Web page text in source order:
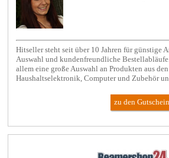
Hitseller steht seit über 10 Jahren für günstige
Auswahl und kundenfreundliche
allem eine große Auswahl an Produkten aus
Haushaltselektronik, Computer und Zubehör
zu den